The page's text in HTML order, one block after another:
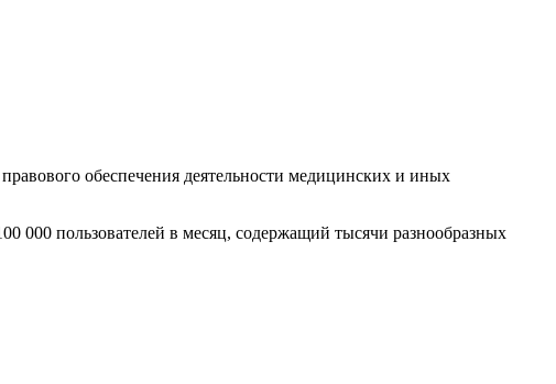
обеспечения деятельности медицинских и иных
000 пользователей в месяц, содержащий тысячи разнообразных